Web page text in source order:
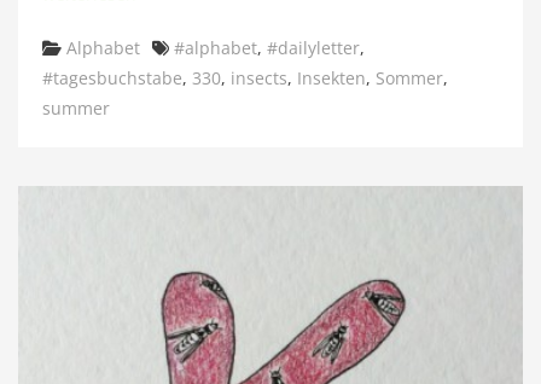
Categories
Alphabet Tags
#alphabet, #dailyletter,
#tagesbuchstabe, 330, insects, Insekten, Sommer,
summer